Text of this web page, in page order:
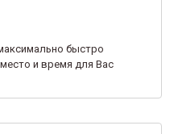
быстро
и время для Вас